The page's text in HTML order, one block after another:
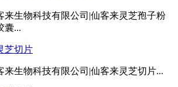
来生物科技有限公司|仙客来灵芝孢子粉
囊...
芝切片
来生物科技有限公司|仙客来灵芝切片...